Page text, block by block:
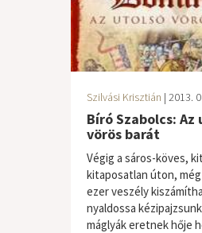
Szilvási Krisztián | 2013.
Bíró Szabolcs: Az
vörös barát
Végig a sáros-köves,
kitaposatlan úton, még
ezer veszély
nyaldossa
máglyák eretnek hője